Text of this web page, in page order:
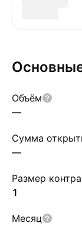
Объём
—
Сумма
—
Размер
1
Месяц